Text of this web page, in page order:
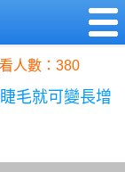
人數：380
毛就可變長增